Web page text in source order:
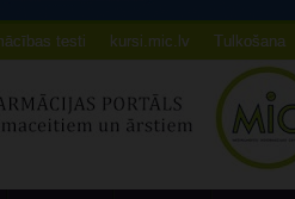
testi kursi.mic.lv Tulkošana